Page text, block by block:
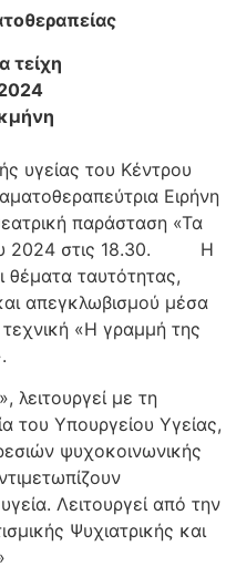
τείχη
υγείας του Κέντρου
Ειρήνη
παράσταση «Τα
2024 στις 18.30. Η
θέματα ταυτότητας,
απεγκλωβισμού μέσα
«Η γραμμή της
λειτουργεί με τη
του Υπουργείου Υγείας,
ψυχοκοινωνικής
Λειτουργεί από την
Ψυχιατρικής και